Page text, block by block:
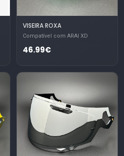
VISEIRA ROXA
Compatível com ARAI XD
46.99€